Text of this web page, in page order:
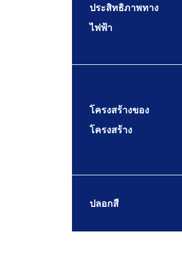
ประสิทธิภาพทาง
ไฟฟ้า
โครงสร้างของ
โครงสร้าง
ปลอกสี